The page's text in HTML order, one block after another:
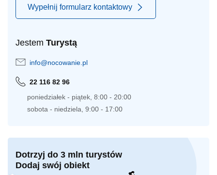
Wypełnij formularz kontaktowy
Jestem Turystą
info@nocowanie.pl
22 116 82 96
poniedziałek - piątek, 8:00 - 20:00
sobota - niedziela, 9:00 - 17:00
Dotrzyj do 3 mln turystów
Dodaj swój obiekt